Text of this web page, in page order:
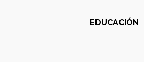
EDUCACIÓN